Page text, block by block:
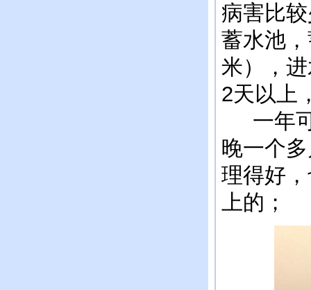
病害比
蓄水池
米），
2天以上
一年可
晚一个
理得好
上的；